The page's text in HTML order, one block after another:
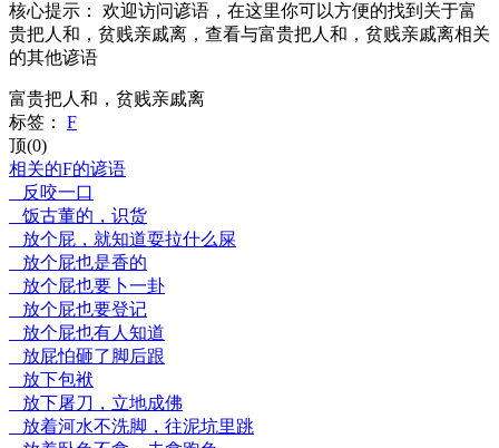
核心提示：
欢迎访问谚语，在这里你可以方便的找到关于富
贵把人和，贫贱亲戚离，查看与富贵把人和，贫贱亲戚离相关
的其他谚语
富贵把人和，贫贱亲戚离
标签：
F
顶(0)
相关的F的谚语
反咬一口
饭古董的，识货
放个屁，就知道耍拉什么屎
放个屁也是香的
放个屁也要卜一卦
放个屁也要登记
放个屁也有人知道
放屁怕砸了脚后跟
放下包袱
放下屠刀，立地成佛
放着河水不洗脚，往泥坑里跳